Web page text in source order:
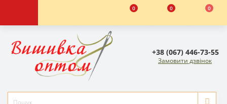
0 0 0
+38 (067) 446-73-55
Замовити дзвінок